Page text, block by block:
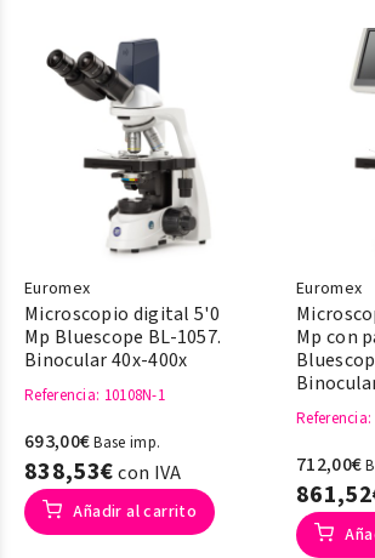
Euromex
Microscopio digital 5'0
Mp Bluescope BL-1057.
Binocular 40x-400x
Referencia: 10108N-1
693,00€Base imp.
838,53€con IVA
Añadir al carrito
Euromex
Mp con
Referencia
712,00€